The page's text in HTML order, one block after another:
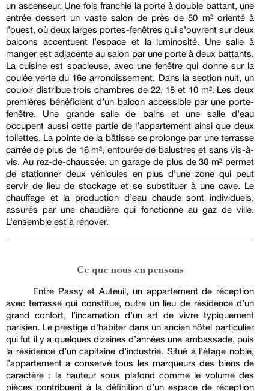
un ascenseur. Une fois franchie la porte à double battant, une
entrée dessert un vaste salon de près de 50 m² orienté à
l’ouest, où deux larges portes-fenêtres qui s’ouvrent sur deux
balcons accentuent l’espace et la luminosité. Une salle à
manger est adjacente au salon par une porte à deux battants.
La cuisine est spacieuse, avec une fenêtre qui donne sur la
coulée verte du 16e arrondissement. Dans la section nuit, un
couloir distribue trois chambres de 22, 18 et 10 m². Les deux
premières bénéficient d’un balcon accessible par une porte-
fenêtre. Une grande salle de bains et une salle d’eau
occupent aussi cette partie de l’appartement ainsi que deux
toilettes. La pointe de la bâtisse se prolonge par une terrasse
carrée de plus de 16 m², entourée de balustres et sans vis-à-
vis. Au rez-de-chaussée, un garage de plus de 30 m² permet
de stationner deux véhicules en plus d’une zone qui peut
servir de lieu de stockage et se substituer à une cave. Le
chauffage et la production d’eau chaude sont individuels,
assurés par une chaudière qui fonctionne au gaz de ville.
L’ensemble est à rénover.
Ce que nous en pensons
Entre Passy et Auteuil, un appartement de réception
avec terrasse qui constitue, outre un lieu de résidence d’un
grand confort, l’incarnation d’un art de vivre typiquement
parisien. Le prestige d'habiter dans un ancien hôtel particulier
qui fut il y a quelques dizaines d’années une ambassade, puis
la résidence d’un capitaine d’industrie. Situé à l’étage noble,
l’appartement a conservé tous les marqueurs des biens de
caractère : la hauteur sous plafond comme le volume des
pièces contribuent à la définition d’un espace de réception